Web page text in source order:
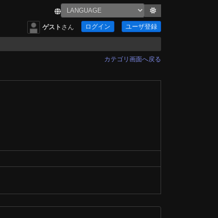
ゲスト さん ログイン ユーザ登録
カテゴリ画面へ戻る